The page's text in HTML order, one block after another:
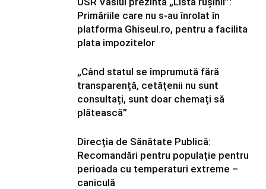
Primăriile care nu s-au înrolat în
platforma Ghiseul.ro, pentru a facilita
plata impozitelor
„Când statul se împrumută fără
transparență, cetățenii nu sunt
consultați, sunt doar chemați să
plătească”
Direcția de Sănătate Publică:
Recomandări pentru populație pentru
perioada cu temperaturi extreme –
caniculă